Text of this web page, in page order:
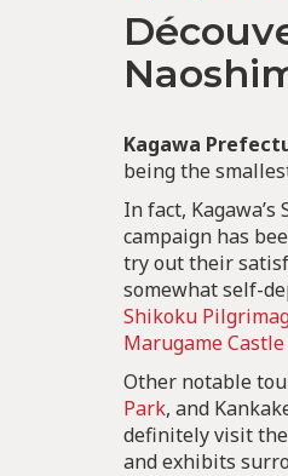
Kagawa
being the
In fact,
campaign has
try out their
somewhat self-
Shikoku
Marugame Castle
Other notable
Park, and
definitely visit
and exhibits